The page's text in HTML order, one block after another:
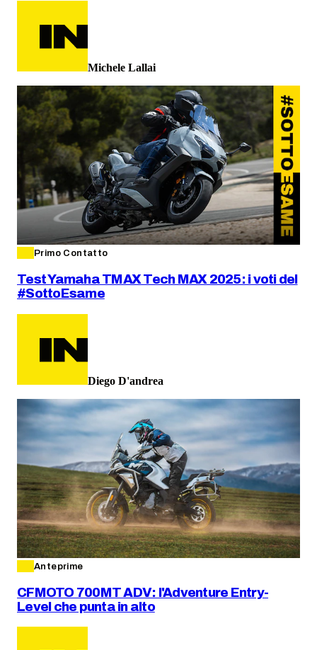
Michele Lallai
Primo Contatto
Test Yamaha TMAX Tech MAX 2025: i voti del
#SottoEsame
Diego D'andrea
Anteprime
CFMOTO 700MT ADV: l'Adventure Entry-
Level che punta in alto